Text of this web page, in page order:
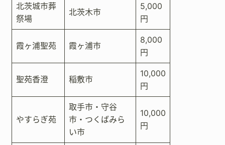
北茨城市葬
祭場
北茨木市
5,000
円
霞ヶ浦聖苑 霞ヶ浦市
8,000
円
聖苑香澄 稲敷市
10,000
円
やすらぎ苑
取手市・守谷
市・つくばみら
い市
10,000
円